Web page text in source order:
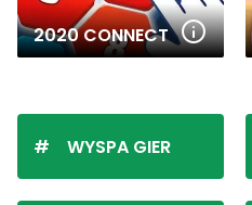
2020 CONNECT
WYSPA GIER